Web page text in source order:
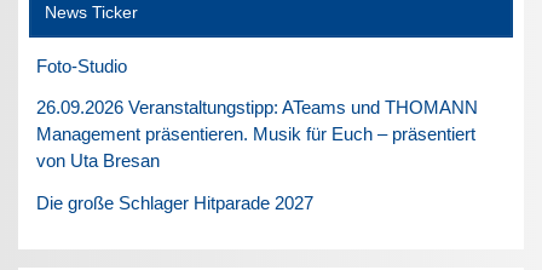
News Ticker
Foto-Studio
26.09.2026 Veranstaltungstipp: ATeams und THOMANN
Management präsentieren. Musik für Euch – präsentiert
von Uta Bresan
Die große Schlager Hitparade 2027